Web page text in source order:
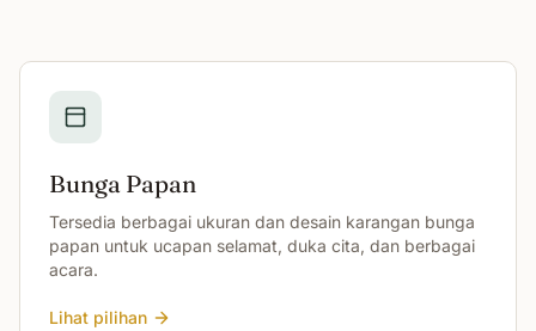
Bunga Papan
Tersedia berbagai ukuran dan desain karangan bunga
papan untuk ucapan selamat, duka cita, dan berbagai
acara.
Lihat pilihan